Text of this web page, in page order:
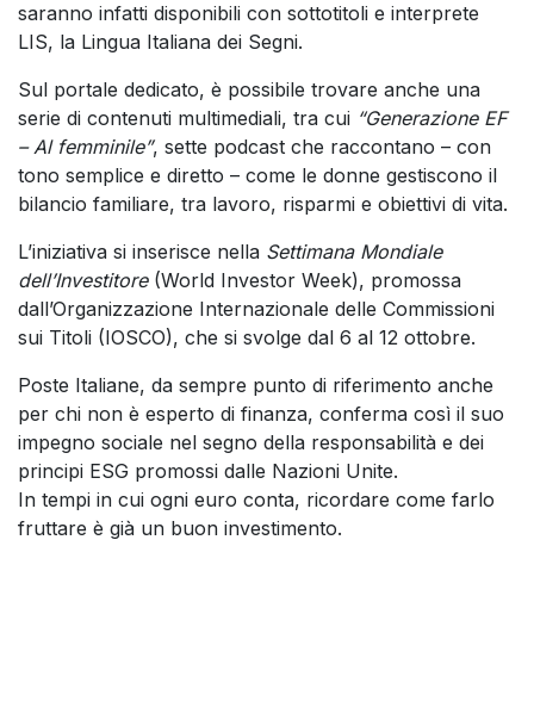
saranno infatti disponibili con sottotitoli e interprete
LIS, la Lingua Italiana dei Segni.
Sul portale dedicato, è possibile trovare anche una
serie di contenuti multimediali, tra cui “Generazione EF
– Al femminile”, sette podcast che raccontano – con
tono semplice e diretto – come le donne gestiscono il
bilancio familiare, tra lavoro, risparmi e obiettivi di vita.
L’iniziativa si inserisce nella Settimana Mondiale
dell’Investitore(World Investor Week), promossa
dall’Organizzazione Internazionale delle Commissioni
sui Titoli (IOSCO), che si svolge dal 6 al 12 ottobre.
Poste Italiane, da sempre punto di riferimento anche
per chi non è esperto di finanza, conferma così il suo
impegno sociale nel segno della responsabilità e dei
principi ESG promossi dalle Nazioni Unite.
In tempi in cui ogni euro conta, ricordare come farlo
fruttare è già un buon investimento.